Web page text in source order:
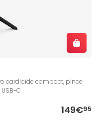
cardioïde compact, pince
C
149€95